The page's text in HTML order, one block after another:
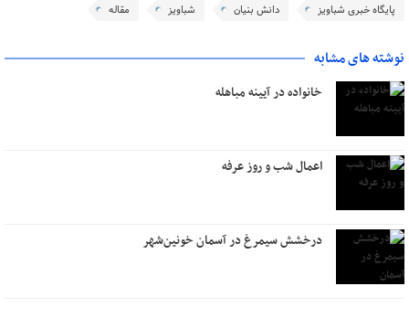
پایگاه خبری شباویز دانش بنیان شباویز مقاله
نوشته های مشابه
خانواده در آیینه مباهله
اعمال شب و روز عرفه
درخشش سیمرغ در آسمان خونین‌شهر